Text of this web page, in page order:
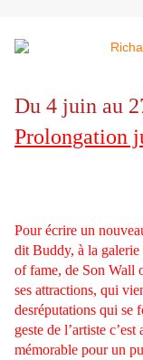
Du 4 juin au
Prolongation
Pour écrire un
dit Buddy, à la galerie
of fame, de Son Wall
ses attractions, qui
desréputations qui se
geste de l’artiste
mémorable pour un